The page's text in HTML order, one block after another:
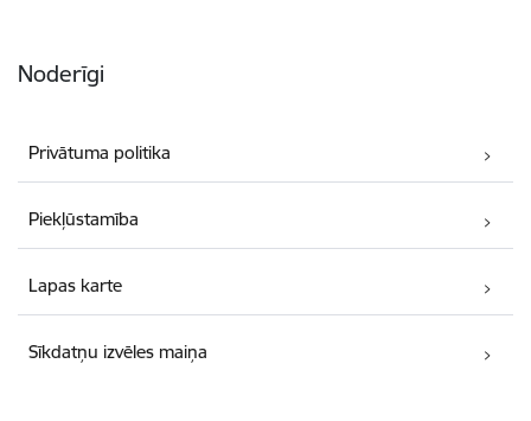
Noderīgi
Privātuma politika
Piekļūstamība
Lapas karte
Sīkdatņu izvēles maiņa